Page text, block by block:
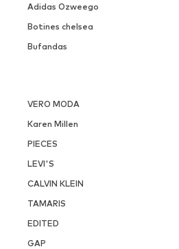
Adidas Ozweego
Botines chelsea
Bufandas
VERO MODA
Karen Millen
PIECES
LEVI'S
CALVIN KLEIN
TAMARIS
EDITED
GAP